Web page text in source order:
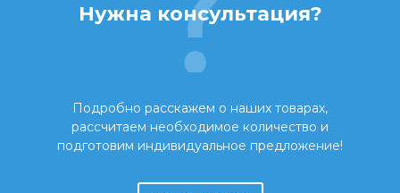
Нужна консультация?
Подробно расскажем о наших товарах,
рассчитаем необходимое количество и
подготовим индивидуальное предложение!